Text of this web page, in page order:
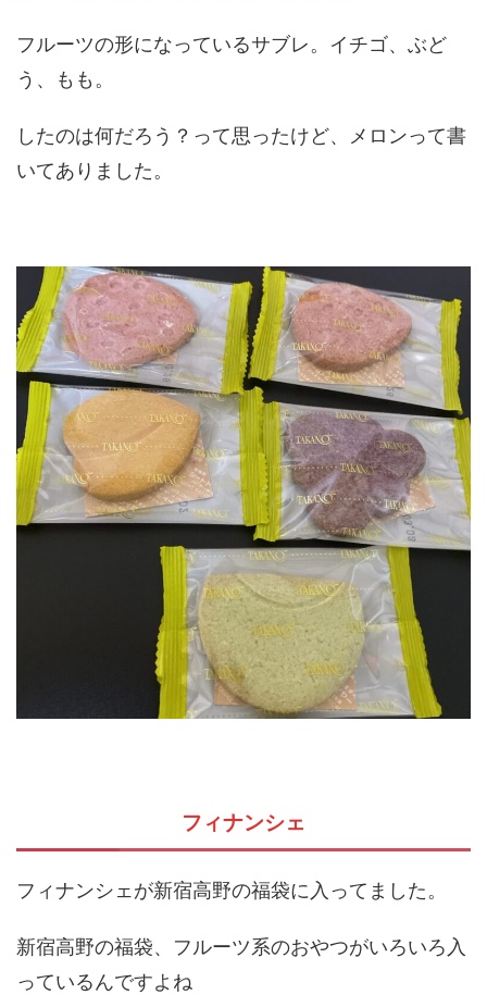
フルーツの形になっているサブレ。イチゴ、ぶど
う、もも。
したのは何だろう？って思ったけど、メロンって書
いてありました。
フィナンシェ
フィナンシェが新宿高野の福袋に入ってました。
新宿高野の福袋、フルーツ系のおやつがいろいろ入
っているんですよね